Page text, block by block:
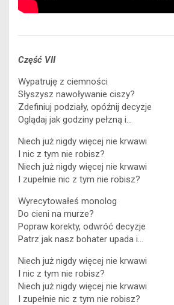
Część VII
Wypatruję z ciemności
Słyszysz nawoływanie ciszy?
Zdefiniuj podziały, opóźnij decyzje
Oglądaj jak godziny pełzną i…
Niech już nigdy więcej nie krwawi
I nic z tym nie robisz?
Niech już nigdy więcej nie krwawi
I zupełnie nic z tym nie robisz?
Wyrecytowałeś monolog
Do cieni na murze?
Popraw korekty, odwróć decyzje
Patrz jak nasz bohater upada i…
Niech już nigdy więcej nie krwawi
I nic z tym nie robisz?
Niech już nigdy więcej nie krwawi
I zupełnie nic z tym nie robisz?